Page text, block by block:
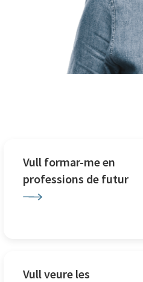
Vull formar-me en
professions de futur
Vull veure les